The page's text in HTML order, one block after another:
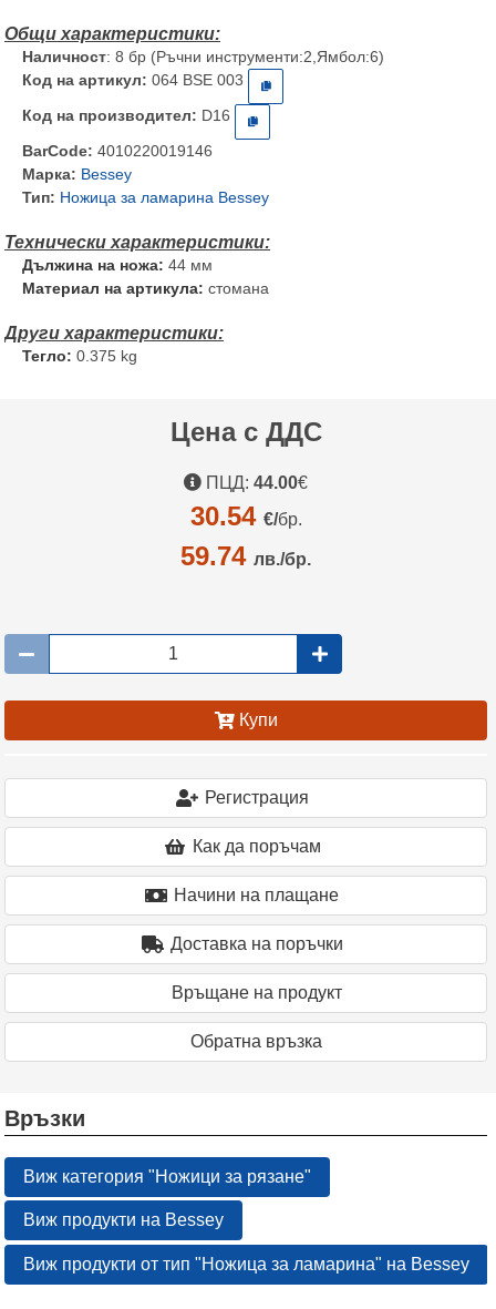
Наличност: 8 бр (Ръчни инструменти:2,Ямбол:6)
Код на артикул: 064 BSE 003
Код на производител: D16
BarCode: 4010220019146
Марка: Bessey
Тип: Ножица за ламарина Bessey
Дължина на ножа: 44 мм
Материал на артикула: стомана
Тегло: 0.375 kg
Цена с ДДС
ПЦД: 44.00€
30.54 €/бр.
59.74 лв./бр.
Купи
Регистрация
Как да поръчам
Начини на плащане
Доставка на поръчки
Връщане на продукт
Oбратна връзка
Връзки
Виж категория "Ножици за рязане"
Виж продукти на Bessey
Виж продукти от тип "Ножица за ламарина" на Bessey